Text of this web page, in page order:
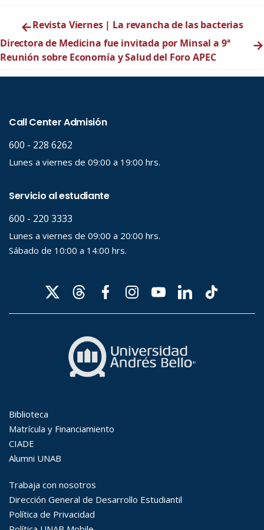
←Revista Viernes | La revancha de las bacterias
Directora de Medicina fue invitada por Minsal a 9ª
Reunión sobre Economía y Salud del Foro APEC
→